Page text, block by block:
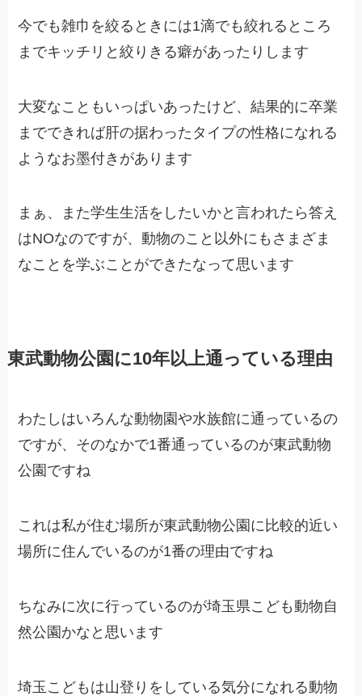
今でも雑巾を絞るときには1滴でも絞れるところ
までキッチリと絞りきる癖があったりします
大変なこともいっぱいあったけど、結果的に卒業
までできれば肝の据わったタイプの性格になれる
ようなお墨付きがあります
まぁ、また学生生活をしたいかと言われたら答え
はNOなのですが、動物のこと以外にもさまざま
なことを学ぶことができたなって思います
東武動物公園に10年以上通っている理由
わたしはいろんな動物園や水族館に通っているの
ですが、そのなかで1番通っているのが東武動物
公園ですね
これは私が住む場所が東武動物公園に比較的近い
場所に住んでいるのが1番の理由ですね
ちなみに次に行っているのが埼玉県こども動物自
然公園かなと思います
埼玉こどもは山登りをしている気分になれる動物